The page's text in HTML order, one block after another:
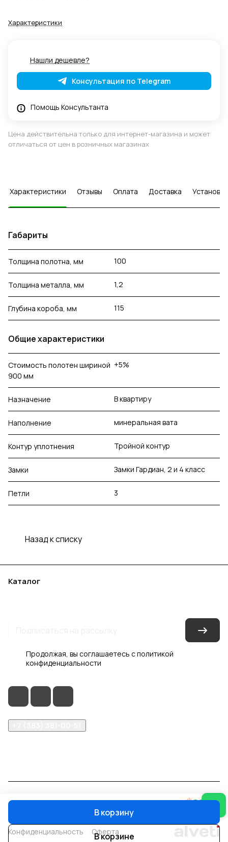
В корзину
В корзине
Характеристики
Нашли дешевле?
Консультация по Telegram
Помощь Консультанта
Цена действительна только для интернет-магазина и может
отличаться от цен в розничных магазинах
Характеристики Отзывы Оплата Доставка Установка
Габариты
Толщина полотна, мм 100
Толщина металла, мм 1,2
Глубина короба, мм 115
Общие характеристики
Стоимость полотен шириной
900 мм
+5%
Назначение В квартиру
Наполнение минеральная вата
Контур уплотнения Тройной контур
Замки Замки Гардиан, 2 и 4 класс
Петли 3
Назад к списку
Каталог
Продолжая, вы соглашаетесь сполитикой
конфиденциальности
© 2026 Интер-Двери
Конфиденциальность Оферта